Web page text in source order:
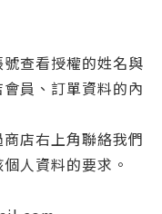
查看授權的姓名與
員、訂單資料的內
店右上角聯絡我們
人資料的要求。